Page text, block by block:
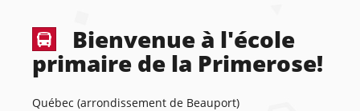
Bienvenue à l'école
primaire de la Primerose!
Québec (arrondissement de Beauport)